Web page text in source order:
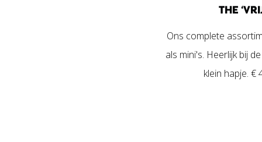
THE
Ons complete
als mini's. Heerlijk bij
klein hapje. €